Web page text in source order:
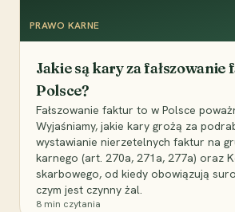
PRAWO KARNE
Jakie są kary za
Polsce?
Fałszowanie faktur to w Polsce
Wyjaśniamy, jakie kary grożą za
wystawianie nierzetelnych faktur na
karnego (art. 270a, 271a, 277a) oraz
skarbowego, od kiedy obowiązują
czym jest czynny żal.
8 min czytania